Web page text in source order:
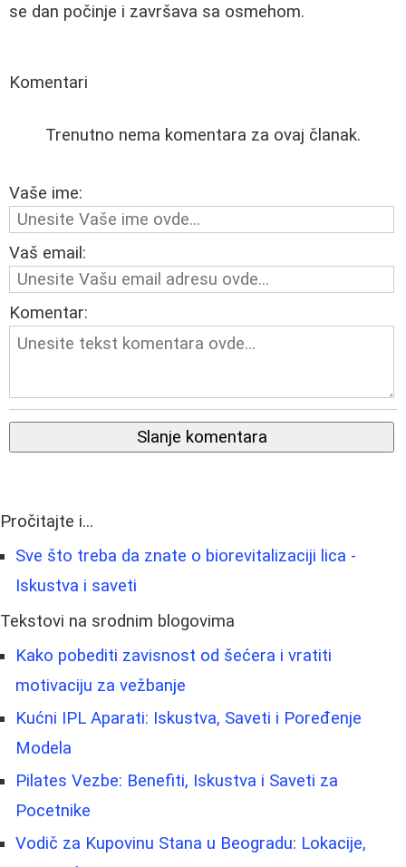
se dan počinje i završava sa osmehom.
Komentari
Trenutno nema komentara za ovaj članak.
Vaše ime:
Vaš email:
Komentar:
Slanje komentara
Pročitajte i...
Sve što treba da znate o biorevitalizaciji lica -
Iskustva i saveti
Tekstovi na srodnim blogovima
Kako pobediti zavisnost od šećera i vratiti
motivaciju za vežbanje
Kućni IPL Aparati: Iskustva, Saveti i Poređenje
Modela
Pilates Vezbe: Benefiti, Iskustva i Saveti za
Pocetnike
Vodič za Kupovinu Stana u Beogradu: Lokacije,